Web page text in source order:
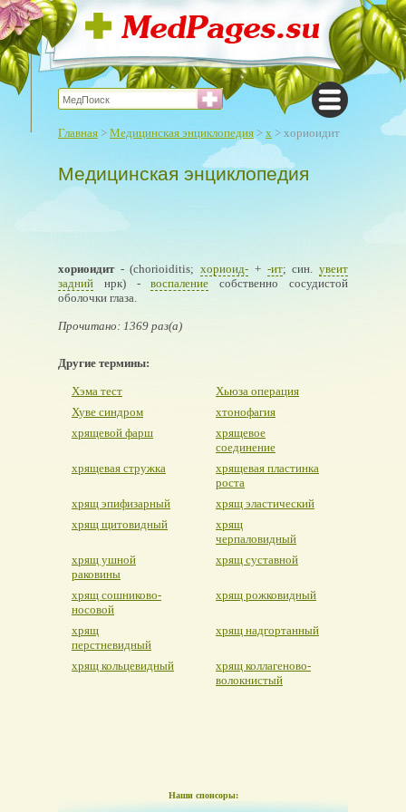
Главная > Медицинская энциклопедия > х > хориоидит
Медицинская энциклопедия
хориоидит- (chorioiditis;хориоид- + -ит; син.увеит
задний нрк) -воспаление собственно сосудистой
оболочки глаза.
Прочитано: 1369 раз(а)
Другие термины:
Хэма тест
Хьюза операция
Хуве синдром
хтонофагия
хрящевой фарш
хрящевое
соединение
хрящевая стружка
хрящевая пластинка
роста
хрящ эпифизарный
хрящ эластический
хрящ щитовидный
хрящ
черпаловидный
хрящ ушной
раковины
хрящ суставной
хрящ сошниково-
носовой
хрящ рожковидный
хрящ
перстневидный
хрящ надгортанный
хрящ кольцевидный
хрящ коллагеново-
волокнистый
Наши спонсоры: